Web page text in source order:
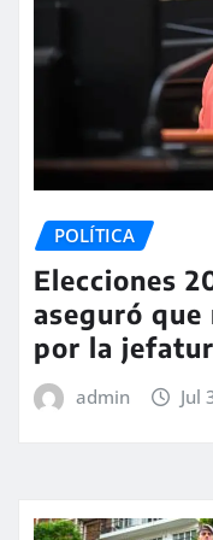
POLÍTICA
Elecciones
aseguró
por la
admin Jul